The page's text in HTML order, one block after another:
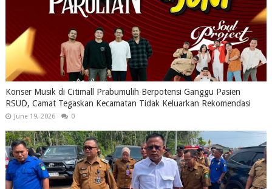
Konser Musik di Citimall Prabumulih Berpotensi Ganggu Pasien
RSUD, Camat Tegaskan Kecamatan Tidak Keluarkan Rekomendasi
June 19, 2026 0